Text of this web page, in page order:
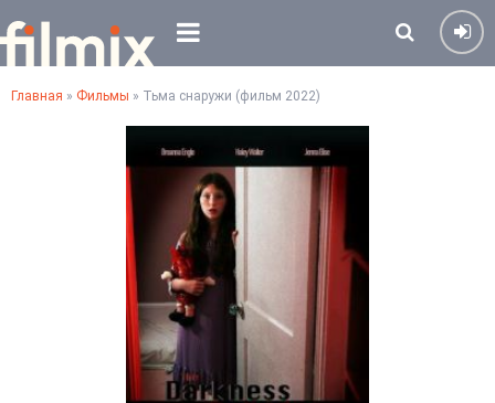
Главная » Фильмы » Тьма снаружи (фильм 2022)